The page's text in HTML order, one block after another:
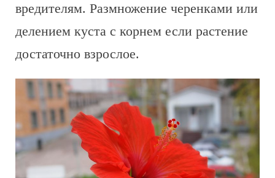
вредителям. Размножение черенками или
делением куста с корнем если растение
достаточно взрослое.